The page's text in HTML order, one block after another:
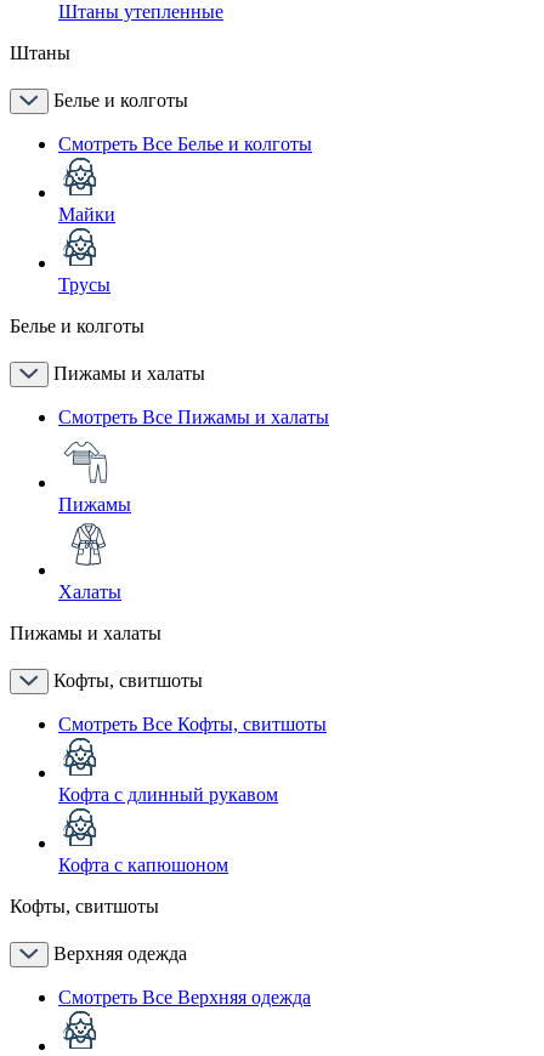
Штаны утепленные
Штаны
Белье и колготы
Смотреть Все Белье и колготы
Майки
Трусы
Белье и колготы
Пижамы и халаты
Смотреть Все Пижамы и халаты
Пижамы
Халаты
Пижамы и халаты
Кофты, свитшоты
Смотреть Все Кофты, свитшоты
Кофта с длинный рукавом
Кофта с капюшоном
Кофты, свитшоты
Верхняя одежда
Смотреть Все Верхняя одежда